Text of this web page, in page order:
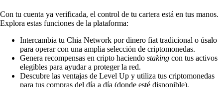
Con tu cuenta ya verificada, el control de tu cartera está en tus manos.
Explora estas funciones de la plataforma:
Intercambia tu Chia Network por dinero fiat tradicional o úsalo
para operar con una amplia selección de criptomonedas.
Genera recompensas en cripto haciendo staking con tus activos
elegibles para ayudar a proteger la red.
Descubre las ventajas de Level Up y utiliza tus criptomonedas
para tus compras del día a día (donde esté disponible).